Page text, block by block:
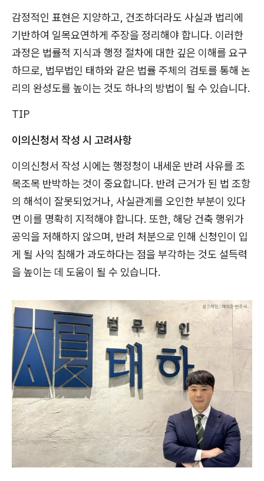
감정적인 표현은 지양하고, 건조하더라도 사실과 법리에
기반하여 일목요연하게 주장을 정리해야 합니다. 이러한
과정은 법률적 지식과 행정 절차에 대한 깊은 이해를 요구
하므로, 법무법인 태하와 같은 법률 주체의 검토를 통해 논
리의 완성도를 높이는 것도 하나의 방법이 될 수 있습니다.
TIP
이의신청서 작성 시 고려사항
이의신청서 작성 시에는 행정청이 내세운 반려 사유를 조
목조목 반박하는 것이 중요합니다. 반려 근거가 된 법 조항
의 해석이 잘못되었거나, 사실관계를 오인한 부분이 있다
면 이를 명확히 지적해야 합니다. 또한, 해당 건축 행위가
공익을 저해하지 않으며, 반려 처분으로 인해 신청인이 입
게 될 사익 침해가 과도하다는 점을 부각하는 것도 설득력
을 높이는 데 도움이 될 수 있습니다.